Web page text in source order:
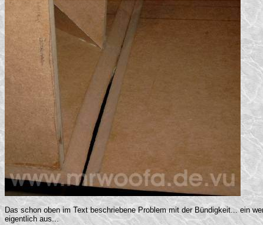
Das schon oben im Text beschriebene Problem mit der Bündigkeit... ein
eigentlich aus...